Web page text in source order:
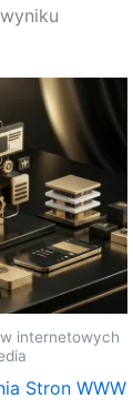
internetowych
Stron WWW